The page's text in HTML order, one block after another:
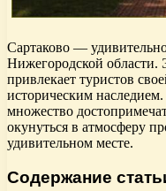
Сартаково —
Нижегородской области.
привлекает туристов
историческим
множество
окунуться в атмосферу
удивительном месте.
Содержание